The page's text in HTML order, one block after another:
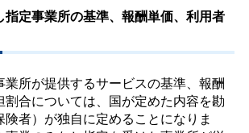
指定事業所の基準、報酬単価、利用者
所が提供するサービスの基準、報酬
合については、国が定めた内容を勘
者）が独自に定めることになりま